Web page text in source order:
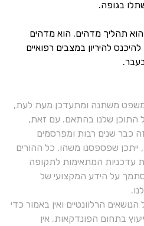
בגופה.
תהליך מדהים. הוא מדהים
להיריון במצבים רפואיים
משתנה ומתעדכן מעת לעת,
התוכן שלנו בהתאם. עם זאת,
כבר שנים רבות ומפרסמים
ייתכן שפספסנו משהו. כל ההורים
עדכניות המתאימות לתקופה
על הידע המקצועי של
הרלוונטיים ואין באמור כדי
בתחום הפונדקאות. אין